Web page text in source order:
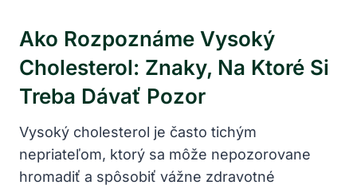
Ako Rozpoznáme Vysoký
Cholesterol: Znaky, Na Ktoré Si
Treba Dávať Pozor
Vysoký cholesterol je často tichým
nepriateľom, ktorý sa môže nepozorovane
hromadiť a spôsobiť⁤ vážne zdravotné